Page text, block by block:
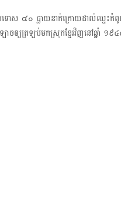
មអ្នកទោស ๔๐ ប្លាយនាក់​ក្រោយដាល់
ាចឲ្យត្រឡប់មកស្រុកខ្មែរវិញនៅឆ្នាំ